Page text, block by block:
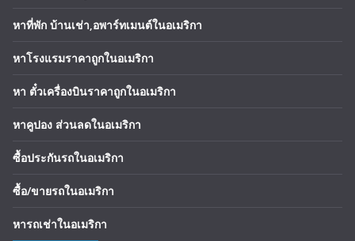
หาที่พัก บ้านเช่า,อพาร์ทเมนต์ในอเมริกา
หาโรงแรมราคาถูกในอเมริกา
หา ตั๋วเครื่องบินราคาถูกในอเมริกา
หาคูปอง ส่วนลดในอเมริกา
ซื้อประกันรถในอเมริกา
ซื้อ/ขายรถในอเมริกา
หารถเช่าในอเมริกา